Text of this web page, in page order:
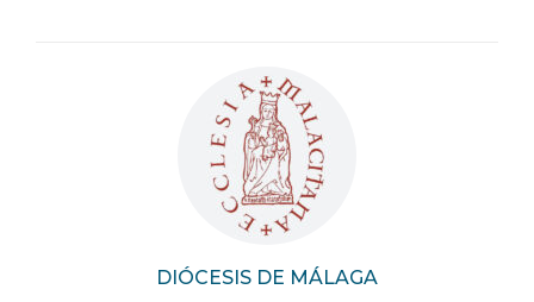
DIÓCESIS DE MÁLAGA